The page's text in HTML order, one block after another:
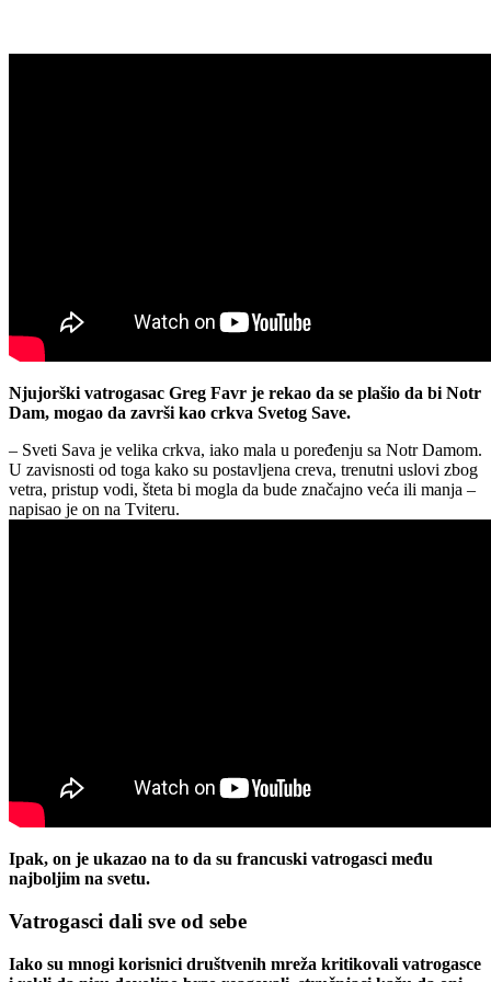
Njujorški vatrogasac Greg Favr je rekao da se plašio da bi Notr
Dam, mogao da završi kao crkva Svetog Save.
– Sveti Sava je velika crkva, iako mala u poređenju sa Notr Damom.
U zavisnosti od toga kako su postavljena creva, trenutni uslovi zbog
vetra, pristup vodi, šteta bi mogla da bude značajno veća ili manja –
napisao je on na Tviteru.
Ipak, on je ukazao na to da su francuski vatrogasci među
najboljim na svetu.
Vatrogasci dali sve od sebe
Iako su mnogi korisnici društvenih mreža kritikovali vatrogasce